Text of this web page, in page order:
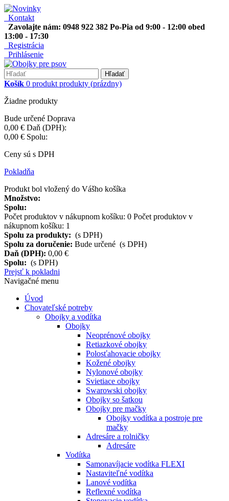
Kontakt
Zavolajte nám: 0948 922 382 Po-Pia od 9:00 - 12:00 obed
13:00 - 17:30
Registrácia
Prihlásenie
Hľadať
Košík 0 produkt produkty (prázdny)
Žiadne produkty
Bude určené Doprava
0,00 € Daň (DPH):
0,00 € Spolu:
Ceny sú s DPH
Pokladňa
Produkt bol vložený do Vášho košíka
Množstvo:
Spolu:
Počet produktov v nákupnom košíku: 0 Počet produktov v
nákupnom košíku: 1
Spolu za produkty: (s DPH)
Spolu za doručenie: Bude určené (s DPH)
Daň (DPH): 0,00 €
Spolu: (s DPH)
Prejsť k pokladni
Navigačné menu
Úvod
Chovateľské potreby
Obojky a vodítka
Obojky
Neoprénové obojky
Retiazkové obojky
Polosťahovacie obojky
Kožené obojky
Nylonové obojky
Svietiace obojky
Swarowski obojky
Obojky so šatkou
Obojky pre mačky
Obojky vodítka a postroje pre
mačky
Adresáre a rolničky
Adresáre
Vodítka
Samonavíjacie vodítka FLEXI
Nastaviteľné vodítka
Lanové vodítka
Reflexné vodítka